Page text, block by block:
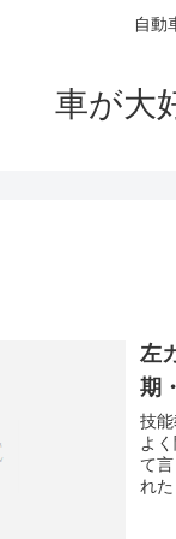
自動
車が大
左
期
技
よ
て
れ